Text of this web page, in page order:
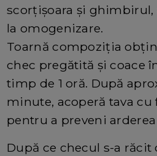
scorțișoara și ghimbirul,
la omogenizare.
Toarnă compoziția
chec pregătită și coace
timp de 1 oră. După
minute, acoperă tava
pentru a preveni
După ce checul s-a răcit